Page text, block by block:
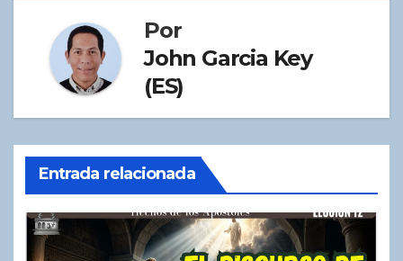
Por
John Garcia Key
(ES)
Entrada relacionada